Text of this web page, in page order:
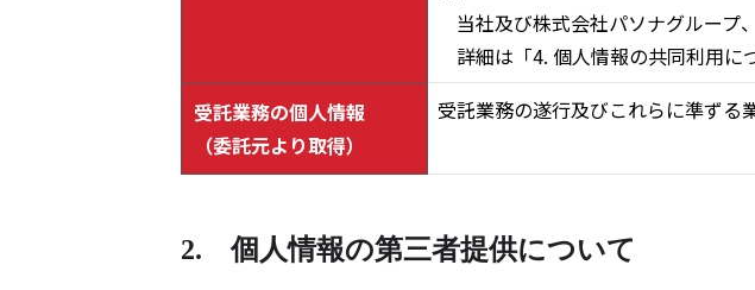
当社及び株式会社パソナグループ
詳細は「4. 個人情報の共同利用に
受託業務の個人情報
（委託元より取得）
受託業務の遂行及びこれらに準ずる
2. 個人情報の第三者提供について